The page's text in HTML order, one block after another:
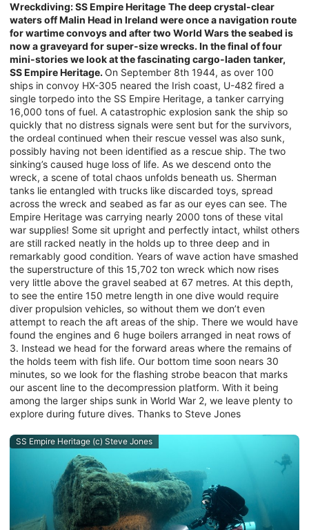
Wreckdiving: SS Empire Heritage The deep crystal-clear
waters off Malin Head in Ireland were once a navigation route
for wartime convoys and after two World Wars the seabed is
now a graveyard for super-size wrecks. In the final of four
mini-stories we look at the fascinating cargo-laden tanker,
SS Empire Heritage. On September 8th 1944, as over 100
ships in convoy HX-305 neared the Irish coast, U-482 fired a
single torpedo into the SS Empire Heritage, a tanker carrying
16,000 tons of fuel. A catastrophic explosion sank the ship so
quickly that no distress signals were sent but for the survivors,
the ordeal continued when their rescue vessel was also sunk,
possibly having not been identified as a rescue ship. The two
sinking’s caused huge loss of life. As we descend onto the
wreck, a scene of total chaos unfolds beneath us. Sherman
tanks lie entangled with trucks like discarded toys, spread
across the wreck and seabed as far as our eyes can see. The
Empire Heritage was carrying nearly 2000 tons of these vital
war supplies! Some sit upright and perfectly intact, whilst others
are still racked neatly in the holds up to three deep and in
remarkably good condition. Years of wave action have smashed
the superstructure of this 15,702 ton wreck which now rises
very little above the gravel seabed at 67 metres. At this depth,
to see the entire 150 metre length in one dive would require
diver propulsion vehicles, so without them we don’t even
attempt to reach the aft areas of the ship. There we would have
found the engines and 6 huge boilers arranged in neat rows of
3. Instead we head for the forward areas where the remains of
the holds teem with fish life. Our bottom time soon nears 30
minutes, so we look for the flashing strobe beacon that marks
our ascent line to the decompression platform. With it being
among the larger ships sunk in World War 2, we leave plenty to
explore during future dives. Thanks to Steve Jones
SS Empire Heritage (c) Steve Jones